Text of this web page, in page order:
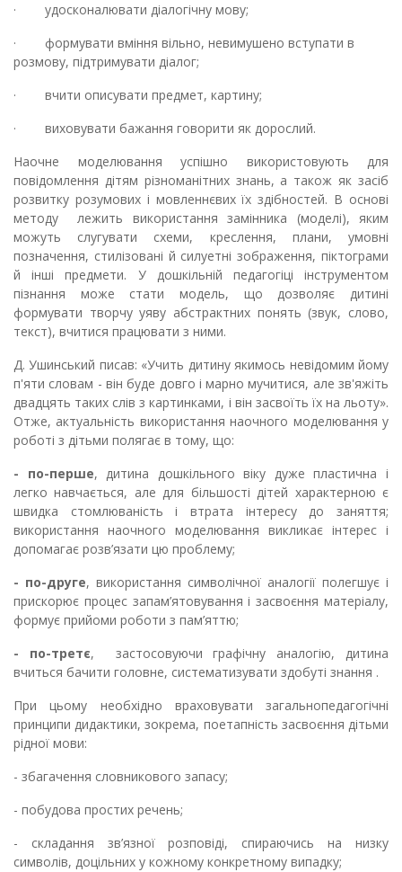
·
удосконалювати діалогічну мову;
·
формувати вміння вільно, невимушено вступати в
розмову, підтримувати діалог;
·
вчити описувати предмет, картину;
·
виховувати бажання говорити як дорослий.
Наочне моделювання успішно використовують для
повідомлення дітям різноманітних знань, а також як засіб
розвитку розумових і мовленнєвих їх здібностей. В основі
методу лежить використання замінника (моделі), яким
можуть слугувати схеми, креслення, плани, умовні
позначення, стилізовані й силуетні зображення, піктограми
й інші предмети.
У дошкільній педагогіці інструментом
пізнання може стати модель, що дозволяє дитині
формувати творчу уяву абстрактних понять (звук, слово,
текст), вчитися працювати з ними.
Д. Ушинський писав: «Учить дитину якимось невідомим йому
п'яти словам - він буде довго і марно мучитися, але зв'яжіть
двадцять таких слів з картинками, і він засвоїть їх на льоту».
Отже, актуальність використання наочного моделювання у
роботі з дітьми полягає в тому, що:
- по-перше, дитина дошкільного віку дуже пластична і
легко навчається, але для більшості дітей характерною є
швидка стомлюваність і втрата інтересу до заняття;
використання наочного моделювання викликає інтерес і
допомагає розв’язати цю проблему;
- по-друге, використання символічної аналогії полегшує і
прискорює процес запам’ятовування і засвоєння матеріалу,
формує прийоми роботи з пам’яттю;
- по-третє, застосовуючи графічну аналогію,дитина
вчиться бачити головне, систематизувати здобуті знання .
При цьому необхідно враховувати загальнопедагогічні
принципи дидактики, зокрема, поетапність засвоєння дітьми
рідної мови:
- збагачення словникового запасу;
- побудова простих речень;
- складання зв’язної розповіді, спираючись на низку
символів, доцільних у кожному конкретному випадку;